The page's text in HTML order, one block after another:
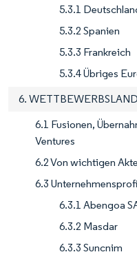
5.3.1
5.3.2 Spanien
5.3.3 Frankreich
5.3.4 Übriges
6.
6.1 Fusionen,
Ventures
6.2 Von wichtigen
6.3
6.3.1 Abengoa
6.3.2 Masdar
6.3.3 Suncnim